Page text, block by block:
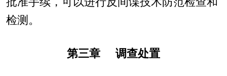
检测。
第三章 调查处置